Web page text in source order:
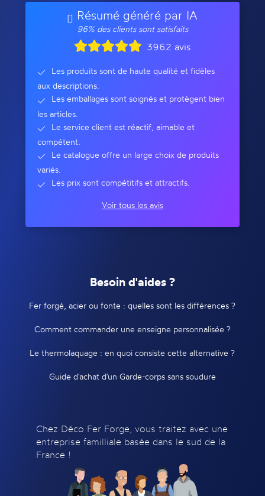
Résumé généré par IA
96% des clients sont satisfaits
3962 avis
Les produits sont de haute qualité et fidèles
aux descriptions.
Les emballages sont soignés et protègent bien
les articles.
Le service client est réactif, aimable et
compétent.
Le catalogue offre un large choix de produits
variés.
Les prix sont compétitifs et attractifs.
Voir tous les avis
Besoin d'aides ?
Fer forgé, acier ou fonte : quelles sont les différences ?
Comment commander une enseigne personnalisée ?
Le thermolaquage : en quoi consiste cette alternative ?
Guide d'achat d'un Garde-corps sans soudure
Chez Déco Fer Forge, vous traitez avec une
entreprise familliale basée dans le sud de la
France !